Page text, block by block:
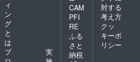
ィ
ン
グ
と
は
プ
実
CAM
PFI
RE
ふる
さと
納税
対する
考え方
クッ
キーポ
リシー